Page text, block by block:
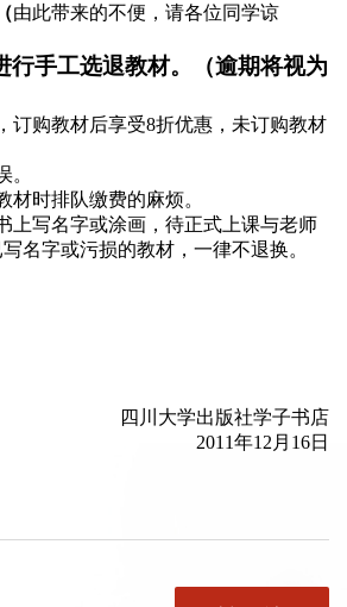
由此带来的不便，请各位同学谅
行手工选退教材。（逾期将视为
订购教材后享受8折优惠，未订购教材
。
时排队缴费的麻烦。
上写名字或涂画，待正式上课与老师
名字或污损的教材，一律不退换。
四川大学出版社学子书店
年12月16日